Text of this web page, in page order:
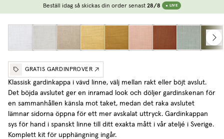
Beställ idag så skickas din order senast 28/8 LIVE
GRATIS GARDINPROVER
Klassisk gardinkappa i vävd linne, välj mellan rakt eller böjt avslut.
Det böjda avslutet ger en inramad look och döljer gardinskenan för
en sammanhållen känsla mot taket, medan det raka avslutet
lämnar sidorna öppna för ett mer avskalat uttryck. Gardinkappan
sys för hand i spanskt linne till ditt exakta mått i vår ateljé i Sverige.
Komplett kit för upphängning ingår.